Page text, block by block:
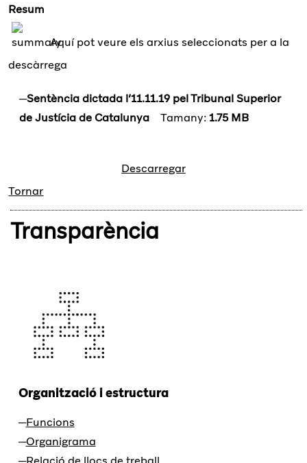
Resum
Aquí pot veure els arxius seleccionats per a la
descàrrega
Sentència dictada l’11.11.19 pel Tribunal Superior
de Justícia de CatalunyaTamany:1.75 MB
Descarregar
Tornar
Transparència
Organització i estructura
Funcions
Organigrama